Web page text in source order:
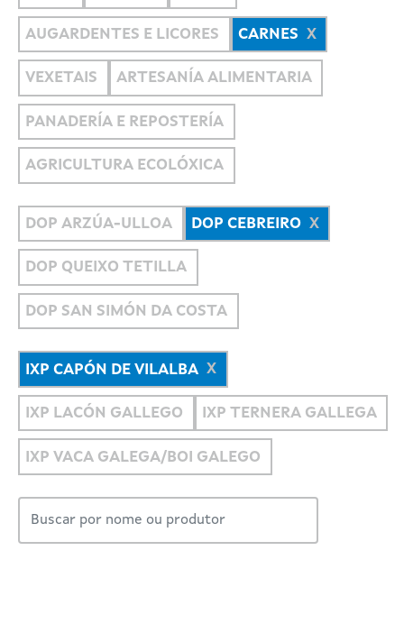
AUGARDENTES E LICORES CARNES
VEXETAIS ARTESANÍA ALIMENTARIA
PANADERÍA E REPOSTERÍA
AGRICULTURA ECOLÓXICA
DOP ARZÚA-ULLOA DOP CEBREIRO
DOP QUEIXO TETILLA
DOP SAN SIMÓN DA COSTA
IXP CAPÓN DE VILALBA
IXP LACÓN GALLEGO IXP TERNERA GALLEGA
IXP VACA GALEGA/BOI GALEGO